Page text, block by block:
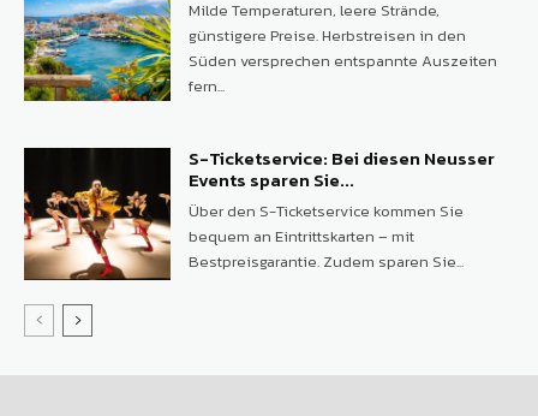
Milde Temperaturen, leere Strände,
günstigere Preise. Herbstreisen in den
Süden versprechen entspannte Auszeiten
fern...
S-Ticketservice: Bei diesen Neusser
Events sparen Sie...
Über den S-Ticketservice kommen Sie
bequem an Eintrittskarten – mit
Bestpreisgarantie. Zudem sparen Sie...